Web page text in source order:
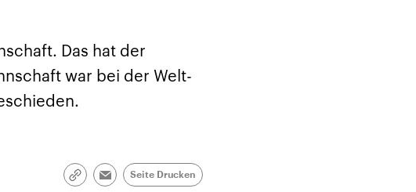
Das hat der
war bei der Welt-
Link
Email
Seite Drucken